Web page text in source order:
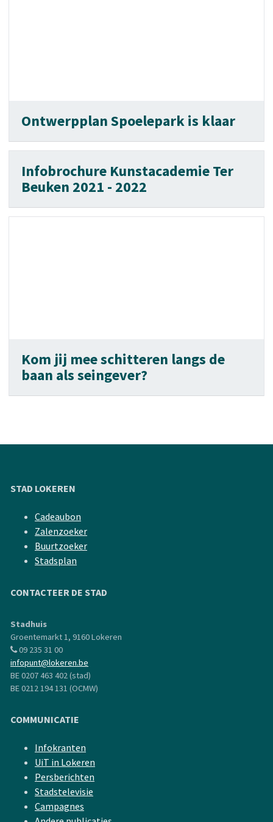
Ontwerpplan Spoelepark is klaar
Infobrochure Kunstacademie Ter
Beuken 2021 - 2022
Kom jij mee schitteren langs de
baan als seingever?
STAD LOKEREN
Cadeaubon
Zalenzoeker
Buurtzoeker
Stadsplan
CONTACTEER DE STAD
Stadhuis
Groentemarkt 1, 9160 Lokeren
09 235 31 00
infopunt@lokeren.be
BE 0207 463 402 (stad)
BE 0212 194 131 (OCMW)
COMMUNICATIE
Infokranten
UiT in Lokeren
Persberichten
Stadstelevisie
Campagnes